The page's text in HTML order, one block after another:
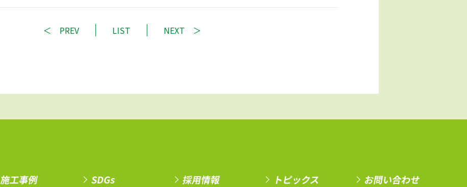
PREV LIST NEXT
施工事例 SDGs 採用情報 トピックス お問い合わせ